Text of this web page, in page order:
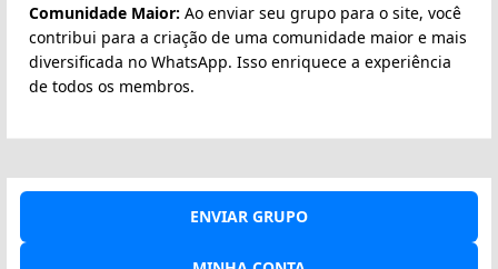
Comunidade Maior: Ao enviar seu grupo para o site, você
contribui para a criação de uma comunidade maior e mais
diversificada no WhatsApp. Isso enriquece a experiência
de todos os membros.
ENVIAR GRUPO